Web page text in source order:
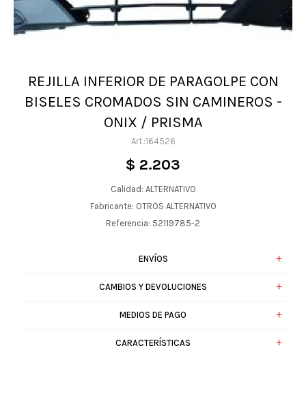
REJILLA INFERIOR DE PARAGOLPE CON
BISELES CROMADOS SIN CAMINEROS -
ONIX / PRISMA
164526
$ 2.203
Calidad: ALTERNATIVO
Fabricante: OTROS ALTERNATIVO
Referencia: 52119785-2
ENVÍOS
CAMBIOS Y DEVOLUCIONES
MEDIOS DE PAGO
CARACTERÍSTICAS